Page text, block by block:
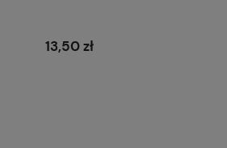
13,50 zł